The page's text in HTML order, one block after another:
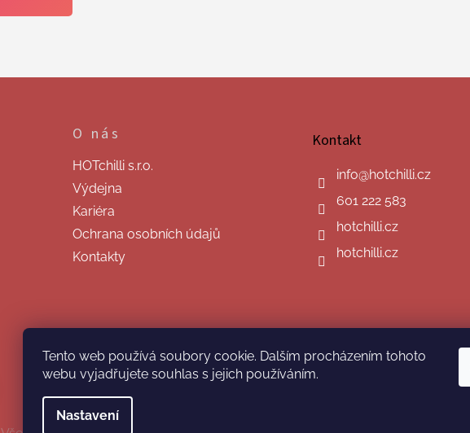
Tento web používá soubory cookie. Dalším procházením tohoto
webu vyjadřujete souhlas s jejich používáním.
Nastavení
O nás
HOTchilli s.r.o.
Výdejna
Kariéra
Ochrana osobních údajů
Kontakty
Kontakt
info@hotchilli.cz
601 222 583
hotchilli.cz
hotchilli.cz